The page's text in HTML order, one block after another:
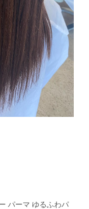
パーマ ゆるふわパ